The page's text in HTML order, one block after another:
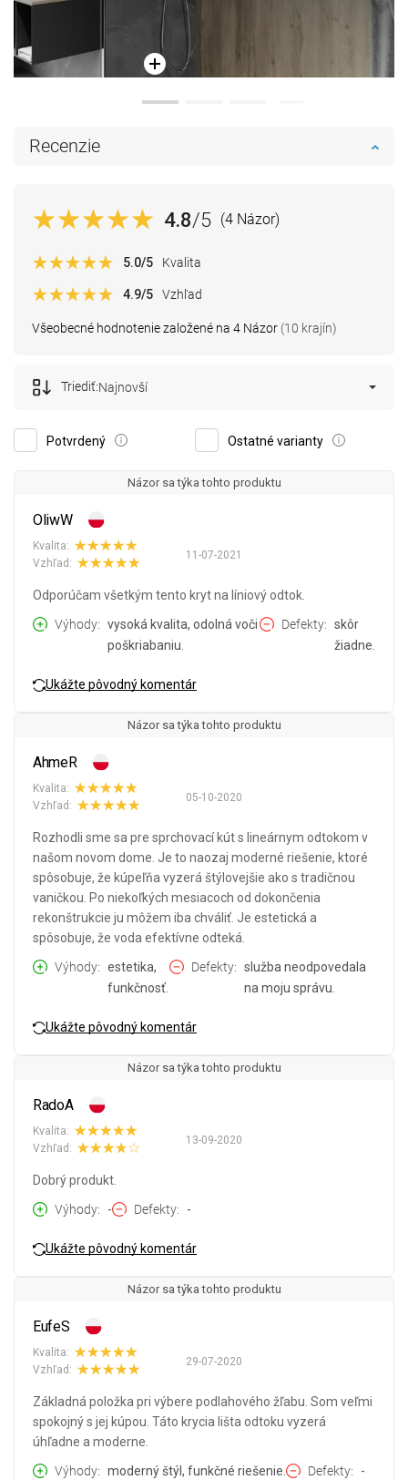
Recenzie
4.8/5 (4 Názor)
Všeobecné hodnotenie založené na 4 Názor (10 krajín)
5.0/5 Kvalita
4.9/5 Vzhľad
Potvrdený Ostatné varianty
Triediť:Najnovší
Názor sa týka tohto produktu
OliwW
11-07-2021
Kvalita:
Vzhľad:
Odporúčam všetkým tento kryt na líniový odtok.
Výhody
vysoká kvalita, odolná voči
poškriabaniu.
Defekty
skôr
žiadne.
Ukážte pôvodný komentár
Názor sa týka tohto produktu
AhmeR
05-10-2020
Kvalita:
Vzhľad:
Rozhodli sme sa pre sprchovací kút s lineárnym odtokom v
našom novom dome. Je to naozaj moderné riešenie, ktoré
spôsobuje, že kúpeľňa vyzerá štýlovejšie ako s tradičnou
vaničkou. Po niekoľkých mesiacoch od dokončenia
rekonštrukcie ju môžem iba chváliť. Je estetická a
spôsobuje, že voda efektívne odteká.
Výhody
estetika,
funkčnosť.
Defekty
služba neodpovedala
na moju správu.
Ukážte pôvodný komentár
Názor sa týka tohto produktu
RadoA
13-09-2020
Kvalita:
Vzhľad:
Dobrý produkt.
Výhody
- Defekty -
Ukážte pôvodný komentár
Názor sa týka tohto produktu
EufeS
29-07-2020
Kvalita:
Vzhľad:
Základná položka pri výbere podlahového žľabu. Som veľmi
spokojný s jej kúpou. Táto krycia lišta odtoku vyzerá
úhľadne a moderne.
Výhody
moderný štýl, funkčné riešenie. Defekty -